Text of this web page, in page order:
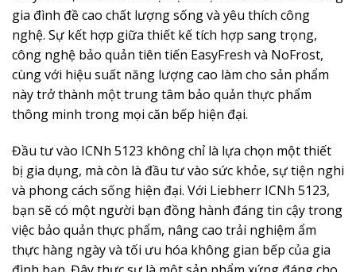
gia đình đề cao chất lượng sống và yêu thích công
nghệ. Sự kết hợp giữa thiết kế tích hợp sang trọng,
công nghệ bảo quản tiên tiến EasyFresh và NoFrost,
cùng với hiệu suất năng lượng cao làm cho sản phẩm
này trở thành một trung tâm bảo quản thực phẩm
thông minh trong mọi căn bếp hiện đại.
Đầu tư vào ICNh 5123 không chỉ là lựa chọn một thiết
bị gia dụng, mà còn là đầu tư vào sức khỏe, sự tiện nghi
và phong cách sống hiện đại. Với Liebherr ICNh 5123,
bạn sẽ có một người bạn đồng hành đáng tin cậy trong
việc bảo quản thực phẩm, nâng cao trải nghiệm ẩm
thực hàng ngày và tối ưu hóa không gian bếp của gia